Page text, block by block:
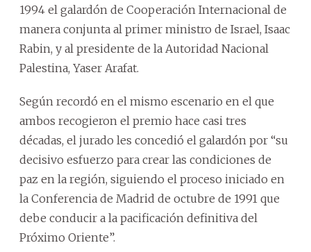
1994 el galardón de Cooperación Internacional de
manera conjunta al primer ministro de Israel, Isaac
Rabin, y al presidente de la Autoridad Nacional
Palestina, Yaser Arafat.
Según recordó en el mismo escenario en el que
ambos recogieron el premio hace casi tres
décadas, el jurado les concedió el galardón por “su
decisivo esfuerzo para crear las condiciones de
paz en la región, siguiendo el proceso iniciado en
la Conferencia de Madrid de octubre de 1991 que
debe conducir a la pacificación definitiva del
Próximo Oriente”.